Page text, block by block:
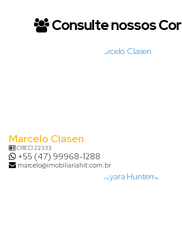
Consulte nossos
Marcelo Clasen
CRECI22333
+55 (47) 99968-1288
marcelo@imobiliariahit.com.br